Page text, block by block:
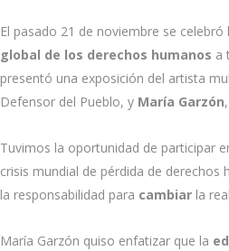
El pasado 21 de noviembre se
global de los derechos humanos a
presentó una exposición del artista
Defensor del Pueblo, y María Garzón
Tuvimos la oportunidad de participar
crisis mundial de pérdida de
la responsabilidad para cambiar la
María Garzón quiso enfatizar que la